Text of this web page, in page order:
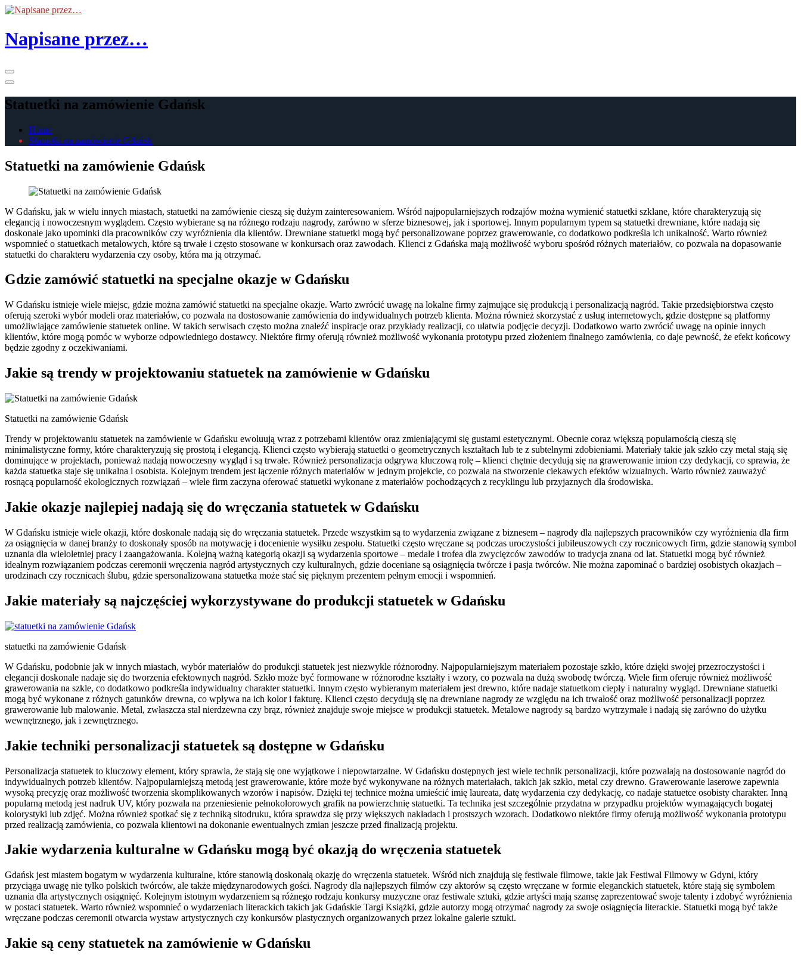
Skip
the
content
Napisane przez…
Statuetki na zamówienie Gdańsk
Home
Statuetki na zamówienie Gdańsk
Statuetki na zamówienie Gdańsk
W Gdańsku, jak w wielu innych miastach, statuetki na zamówienie cieszą się dużym zainteresowaniem. Wśród najpopularniejszych rodzajów można wymienić statuetki szklane, które charakteryzują się
elegancją i nowoczesnym wyglądem. Często wybierane są na różnego rodzaju nagrody, zarówno w sferze biznesowej, jak i sportowej. Innym popularnym typem są statuetki drewniane, które nadają się
doskonale jako upominki dla pracowników czy wyróżnienia dla klientów. Drewniane statuetki mogą być personalizowane poprzez grawerowanie, co dodatkowo podkreśla ich unikalność. Warto również
wspomnieć o statuetkach metalowych, które są trwałe i często stosowane w konkursach oraz zawodach. Klienci z Gdańska mają możliwość wyboru spośród różnych materiałów, co pozwala na dopasowanie
statuetki do charakteru wydarzenia czy osoby, która ma ją otrzymać.
Gdzie zamówić statuetki na specjalne okazje w Gdańsku
W Gdańsku istnieje wiele miejsc, gdzie można zamówić statuetki na specjalne okazje. Warto zwrócić uwagę na lokalne firmy zajmujące się produkcją i personalizacją nagród. Takie przedsiębiorstwa często
oferują szeroki wybór modeli oraz materiałów, co pozwala na dostosowanie zamówienia do indywidualnych potrzeb klienta. Można również skorzystać z usług internetowych, gdzie dostępne są platformy
umożliwiające zamówienie statuetek online. W takich serwisach często można znaleźć inspiracje oraz przykłady realizacji, co ułatwia podjęcie decyzji. Dodatkowo warto zwrócić uwagę na opinie innych
klientów, które mogą pomóc w wyborze odpowiedniego dostawcy. Niektóre firmy oferują również możliwość wykonania prototypu przed złożeniem finalnego zamówienia, co daje pewność, że efekt końcowy
będzie zgodny z oczekiwaniami.
Jakie są trendy w projektowaniu statuetek na zamówienie w Gdańsku
Statuetki na zamówienie Gdańsk
Trendy w projektowaniu statuetek na zamówienie w Gdańsku ewoluują wraz z potrzebami klientów oraz zmieniającymi się gustami estetycznymi. Obecnie coraz większą popularnością cieszą się
minimalistyczne formy, które charakteryzują się prostotą i elegancją. Klienci często wybierają statuetki o geometrycznych kształtach lub te z subtelnymi zdobieniami. Materiały takie jak szkło czy metal stają się
dominujące w projektach, ponieważ nadają nowoczesny wygląd i są trwałe. Również personalizacja odgrywa kluczową rolę – klienci chętnie decydują się na grawerowanie imion czy dedykacji, co sprawia, że
każda statuetka staje się unikalna i osobista. Kolejnym trendem jest łączenie różnych materiałów w jednym projekcie, co pozwala na stworzenie ciekawych efektów wizualnych. Warto również zauważyć
rosnącą popularność ekologicznych rozwiązań – wiele firm zaczyna oferować statuetki wykonane z materiałów pochodzących z recyklingu lub przyjaznych dla środowiska.
Jakie okazje najlepiej nadają się do wręczania statuetek w Gdańsku
W Gdańsku istnieje wiele okazji, które doskonale nadają się do wręczania statuetek. Przede wszystkim są to wydarzenia związane z biznesem – nagrody dla najlepszych pracowników czy wyróżnienia dla firm
za osiągnięcia w danej branży to doskonały sposób na motywację i docenienie wysiłku zespołu. Statuetki często wręczane są podczas uroczystości jubileuszowych czy rocznicowych firm, gdzie stanowią symbol
uznania dla wieloletniej pracy i zaangażowania. Kolejną ważną kategorią okazji są wydarzenia sportowe – medale i trofea dla zwycięzców zawodów to tradycja znana od lat. Statuetki mogą być również
idealnym rozwiązaniem podczas ceremonii wręczenia nagród artystycznych czy kulturalnych, gdzie doceniane są osiągnięcia twórcze i pasja twórców. Nie można zapominać o bardziej osobistych okazjach –
urodzinach czy rocznicach ślubu, gdzie spersonalizowana statuetka może stać się pięknym prezentem pełnym emocji i wspomnień.
Jakie materiały są najczęściej wykorzystywane do produkcji statuetek w Gdańsku
statuetki na zamówienie Gdańsk
W Gdańsku, podobnie jak w innych miastach, wybór materiałów do produkcji statuetek jest niezwykle różnorodny. Najpopularniejszym materiałem pozostaje szkło, które dzięki swojej przezroczystości i
elegancji doskonale nadaje się do tworzenia efektownych nagród. Szkło może być formowane w różnorodne kształty i wzory, co pozwala na dużą swobodę twórczą. Wiele firm oferuje również możliwość
grawerowania na szkle, co dodatkowo podkreśla indywidualny charakter statuetki. Innym często wybieranym materiałem jest drewno, które nadaje statuetkom ciepły i naturalny wygląd. Drewniane statuetki
mogą być wykonane z różnych gatunków drewna, co wpływa na ich kolor i fakturę. Klienci często decydują się na drewniane nagrody ze względu na ich trwałość oraz możliwość personalizacji poprzez
grawerowanie lub malowanie. Metal, zwłaszcza stal nierdzewna czy brąz, również znajduje swoje miejsce w produkcji statuetek. Metalowe nagrody są bardzo wytrzymałe i nadają się zarówno do użytku
wewnętrznego, jak i zewnętrznego.
Jakie techniki personalizacji statuetek są dostępne w Gdańsku
Personalizacja statuetek to kluczowy element, który sprawia, że stają się one wyjątkowe i niepowtarzalne. W Gdańsku dostępnych jest wiele technik personalizacji, które pozwalają na dostosowanie nagród do
indywidualnych potrzeb klientów. Najpopularniejszą metodą jest grawerowanie, które może być wykonywane na różnych materiałach, takich jak szkło, metal czy drewno. Grawerowanie laserowe zapewnia
wysoką precyzję oraz możliwość tworzenia skomplikowanych wzorów i napisów. Dzięki tej technice można umieścić imię laureata, datę wydarzenia czy dedykację, co nadaje statuetce osobisty charakter. Inną
popularną metodą jest nadruk UV, który pozwala na przeniesienie pełnokolorowych grafik na powierzchnię statuetki. Ta technika jest szczególnie przydatna w przypadku projektów wymagających bogatej
kolorystyki lub zdjęć. Można również spotkać się z techniką sitodruku, która sprawdza się przy większych nakładach i prostszych wzorach. Dodatkowo niektóre firmy oferują możliwość wykonania prototypu
przed realizacją zamówienia, co pozwala klientowi na dokonanie ewentualnych zmian jeszcze przed finalizacją projektu.
Jakie wydarzenia kulturalne w Gdańsku mogą być okazją do wręczenia statuetek
Gdańsk jest miastem bogatym w wydarzenia kulturalne, które stanowią doskonałą okazję do wręczenia statuetek. Wśród nich znajdują się festiwale filmowe, takie jak Festiwal Filmowy w Gdyni, który
przyciąga uwagę nie tylko polskich twórców, ale także międzynarodowych gości. Nagrody dla najlepszych filmów czy aktorów są często wręczane w formie eleganckich statuetek, które stają się symbolem
uznania dla artystycznych osiągnięć. Kolejnym istotnym wydarzeniem są różnego rodzaju konkursy muzyczne oraz festiwale sztuki, gdzie artyści mają szansę zaprezentować swoje talenty i zdobyć wyróżnienia
w postaci statuetek. Warto również wspomnieć o wydarzeniach literackich takich jak Gdańskie Targi Książki, gdzie autorzy mogą otrzymać nagrody za swoje osiągnięcia literackie. Statuetki mogą być także
wręczane podczas ceremonii otwarcia wystaw artystycznych czy konkursów plastycznych organizowanych przez lokalne galerie sztuki.
Jakie są ceny statuetek na zamówienie w Gdańsku